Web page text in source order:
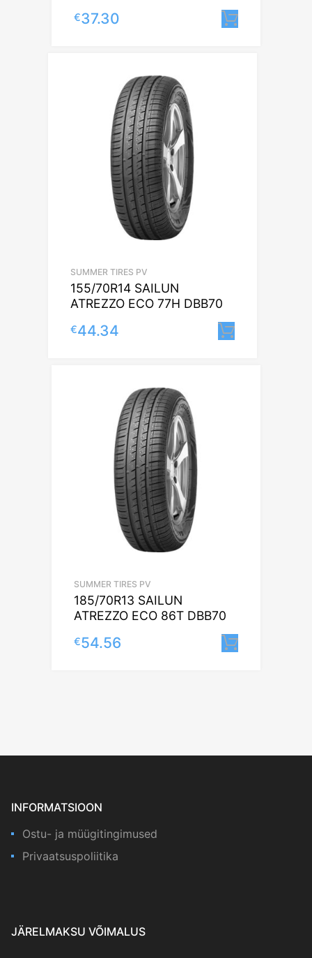
€37.30
SUMMER TIRES PV
155/70R14 SAILUN
ATREZZO ECO 77H DBB70
€44.34
SUMMER TIRES PV
185/70R13 SAILUN
ATREZZO ECO 86T DBB70
€54.56
INFORMATSIOON
Ostu- ja müügitingimused
Privaatsuspoliitika
JÄRELMAKSU VÕIMALUS